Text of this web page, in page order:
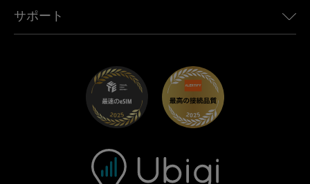
Mini向けUbigi
Maserati向けUbigi
Ubigiアプリ
アフェリエイトプログラム
サポート
トラブルシューティング
ヘルプセンター
お問い合わせ先